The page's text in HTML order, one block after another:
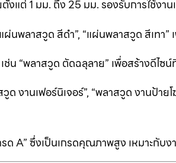
แต่ 1 มม. ถึง 25 มม. รองรับการใช้งา
ผ่นพลาสวูด สีดำ”, “แผ่นพลาสวูด สีเท
น “พลาสวูด ตัดฉลุลาย” เพื่อสร้างดีไซ
วูด งานเฟอร์นิเจอร์”, “พลาสวูด งานป้
รด A” ซึ่งเป็นเกรดคุณภาพสูง เหมาะกั